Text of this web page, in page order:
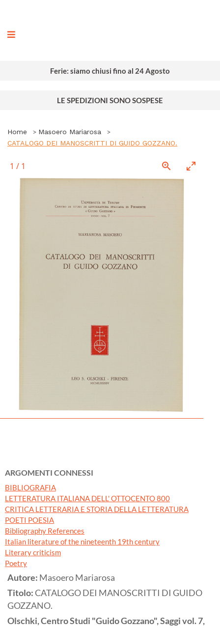
Ferie: siamo chiusi fino al 24 Agosto
LE SPEDIZIONI SONO SOSPESE
Home
Masoero Mariarosa
CATALOGO DEI MANOSCRITTI DI GUIDO GOZZANO.
1 / 1
ARGOMENTI CONNESSI
BIBLIOGRAFIA
LETTERATURA ITALIANA DELL' OTTOCENTO 800
CRITICA LETTERARIA E STORIA DELLA LETTERATURA
POETI POESIA
Bibliography References
Italian literature of the nineteenth 19th century
Literary criticism
Poetry
Autore: Masoero Mariarosa
Titolo:CATALOGO DEI MANOSCRITTI DI GUIDO
GOZZANO.
Olschki, Centro Studi "Guido Gozzano", Saggi vol. 7,